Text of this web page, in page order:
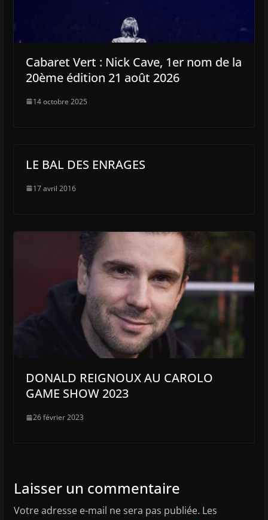
Cabaret Vert : Nick Cave, 1er nom de la
20ème édition 21 août 2026
14 octobre 2025
LE BAL DES ENRAGES
17 avril 2016
DONALD REIGNOUX AU CAROLO
GAME SHOW 2023
26 février 2023
Laisser un commentaire
Votre adresse e-mail ne sera pas publiée. Les